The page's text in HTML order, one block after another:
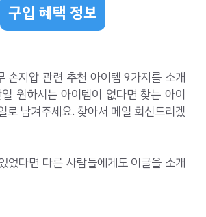
구입 혜택 정보
손지압 관련 추천 아이템 9가지를 소개
원하시는 아이템이 없다면 찾는 아이
로 남겨주세요. 찾아서 메일 회신드리겠
었다면 다른 사람들에게도 이글을 소개